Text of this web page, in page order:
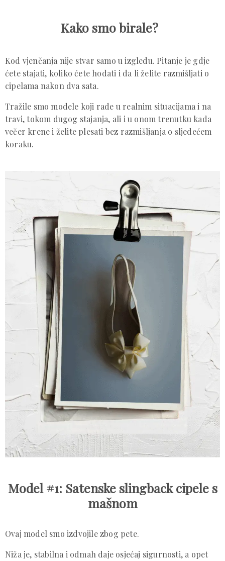
Kako smo birale?
Kod vjenčanja nije stvar samo u izgledu. Pitanje je gdje
ćete stajati, koliko ćete hodati i da li želite razmišljati o
cipelama nakon dva sata.
Tražile smo modele koji rade u realnim situacijama i na
travi, tokom dugog stajanja, ali i u onom trenutku kada
večer krene i želite plesati bez razmišljanja o sljedećem
koraku.
Model #1: Satenske slingback cipele s
mašnom
Ovaj model smo izdvojile zbog pete.
Niža je, stabilna i odmah daje osjećaj sigurnosti, a opet